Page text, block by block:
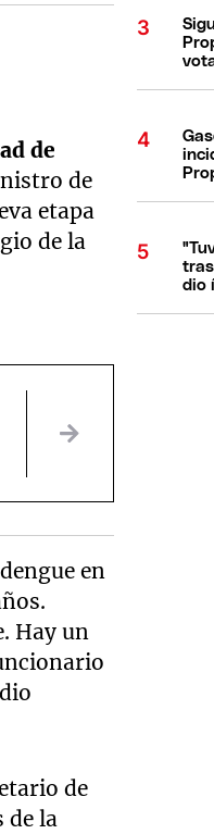
de
de
etapa
de la
en
Hay un
de
de la
dio